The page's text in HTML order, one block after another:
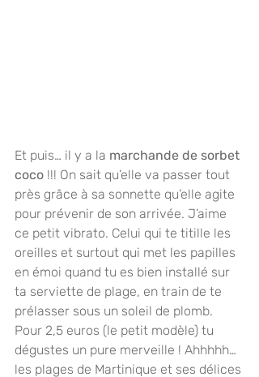
Et puis… il y a la marchande de sorbet
coco !!! On sait qu’elle va passer tout
près grâce à sa sonnette qu’elle agite
pour prévenir de son arrivée. J’aime
ce petit vibrato. Celui qui te titille les
oreilles et surtout qui met les papilles
en émoi quand tu es bien installé sur
ta serviette de plage, en train de te
prélasser sous un soleil de plomb.
Pour 2,5 euros (le petit modèle) tu
dégustes un pure merveille ! Ahhhhh…
les plages de Martinique et ses délices